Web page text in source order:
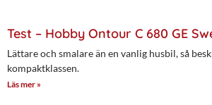
Test – Hobby Ontour C 680 GE
Lättare och smalare än en vanlig husbil, så
kompaktklassen.
Läs mer »